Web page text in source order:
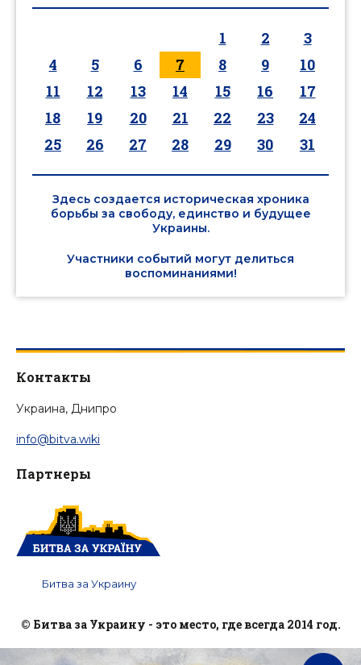
1 2
3
4
5 6 7 8 9
10
11
12 13 14 15 16
17
18
19 20 21 22 23
24
25
26 27 28 29 30 31
Здесь создается историческая хроника
борьбы за свободу, единство и будущее
Украины.
Участники событий могут делиться
воспоминаниями!
Контакты
Украина, Днипро
info@bitva.wiki
Партнеры
Битва за Украину
© Битва за Украину - это место, где всегда 2014 год.